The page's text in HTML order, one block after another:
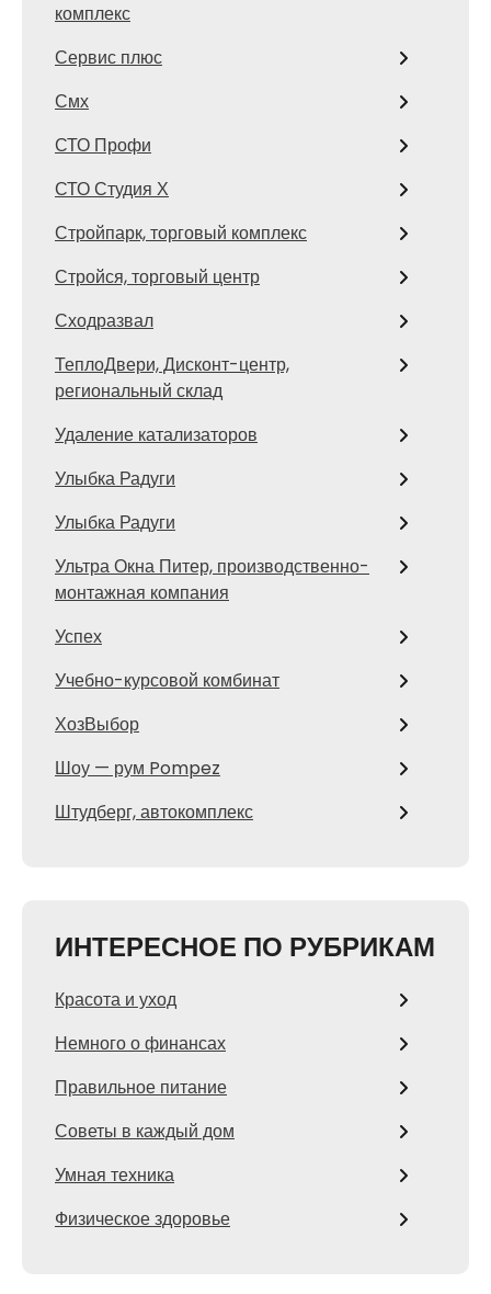
комплекс
Сервис плюс
Смх
СТО Профи
СТО Студия Х
Стройпарк, торговый комплекс
Стройся, торговый центр
Сходразвал
ТеплоДвери, Дисконт-центр,
региональный склад
Удаление катализаторов
Улыбка Радуги
Улыбка Радуги
Ультра Окна Питер, производственно-
монтажная компания
Успех
Учебно-курсовой комбинат
ХозВыбор
Шоу — рум Pompez
Штудберг, автокомплекс
ИНТЕРЕСНОЕ ПО РУБРИКАМ
Красота и уход
Немного о финансах
Правильное питание
Советы в каждый дом
Умная техника
Физическое здоровье